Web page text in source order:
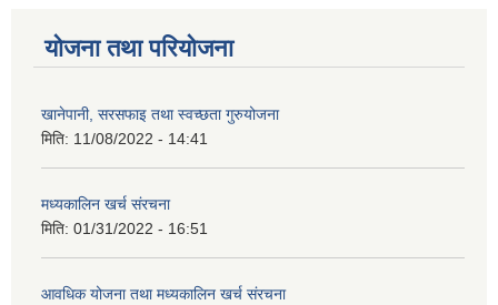
योजना तथा परियोजना
खानेपानी, सरसफाइ तथा स्वच्छता गुरुयोजना
मिति: 11/08/2022 - 14:41
मध्यकालिन खर्च संरचना
मिति: 01/31/2022 - 16:51
आवधिक योजना तथा मध्यकालिन खर्च संरचना